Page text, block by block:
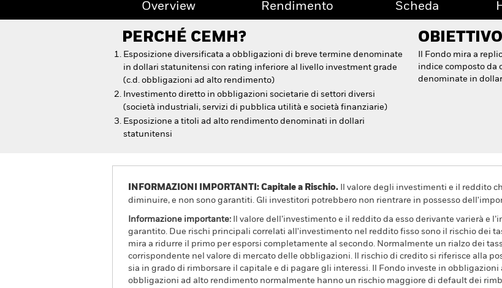
Overview Rendimento Scheda
PERCHÉ CEMH ?
Esposizione diversificata a obbligazioni di breve termine denominate
in dollari statunitensi con rating inferiore al livello investment grade
(c.d. obbligazioni ad alto rendimento)
Investimento diretto in obbligazioni societarie di settori diversi
(società industriali, servizi di pubblica utilità e società finanziarie)
Esposizione a titoli ad alto rendimento denominati in dollari
statunitensi
Il Fondo mira a
indice composto da
denominate in
INFORMAZIONI IMPORTANTI: Capitale a Rischio. Il valore degli investimenti e il reddito
diminuire, e non sono garantiti. Gli investitori potrebbero non rientrare in possesso
Informazione importante:
Il valore dell’investimento e il reddito da esso derivante varierà e
garantito. Due rischi principali correlati all'investimento nel reddito fisso sono il rischio dei
mira a ridurre il primo per esporsi completamente al secondo. Normalmente un rialzo dei
corrispondente nel valore di mercato delle obbligazioni. Il rischio di credito si riferisce alla
sia in grado di rimborsare il capitale e di pagare gli interessi. Il Fondo investe in
obbligazioni ad alto rendimento normalmente hanno un rischio maggiore di default dei